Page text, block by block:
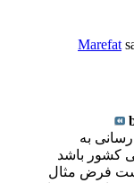
Marefat
به
کشور باشد
فرض مثال